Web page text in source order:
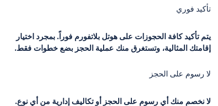
تأكيد فوري
يتم تأكيد كافة الحجوزات على هوتل بلاتفورم فوراً. بمجرد اختيار
إقامتك المثالية، وتستغرق منك عملية الحجز بضع خطوات فقط.
لا رسوم على الحجز
لا نخصم منك أي رسوم على الحجز أو تكاليف إدارية من أي نوع.